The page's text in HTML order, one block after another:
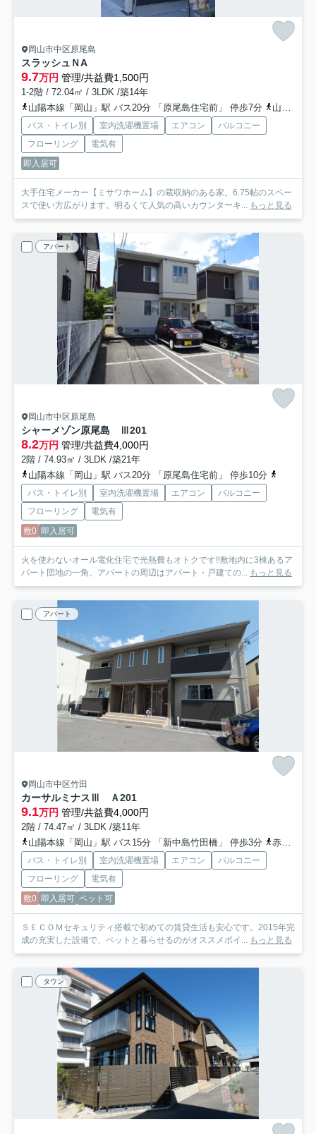
岡山市中区原尾島
スラッシュＮA
9.7万円 管理/共益費1,500円
1-2階 / 72.04㎡ / 3LDK /築14年
山陽本線「岡山」駅 バス20分 「原尾島住宅前」 停歩7分
山陽本線「高島」駅 徒歩26分
バス・トイレ別 室内洗濯機置場 エアコン
バルコニー
フローリング
電気有
即入居可
大手住宅メーカー【ミサワホーム】の蔵収納のある家。6.75帖のスペー
スで使い方広がります。明るくて人気の高いカウンターキ... もっと見る
アパート
岡山市中区原尾島
シャーメゾン原尾島 Ⅲ201
8.2万円 管理/共益費4,000円
2階 / 74.93㎡ / 3LDK /築21年
山陽本線「岡山」駅 バス20分 「原尾島住宅前」 停歩10分
バス・トイレ別 室内洗濯機置場 エアコン
バルコニー
フローリング
電気有
敷0 即入居可
火を使わないオール電化住宅で光熱費もオトクです!!敷地内に3棟あるア
パート団地の一角。アパートの周辺はアパート・戸建ての... もっと見る
アパート
岡山市中区竹田
カーサルミナスⅢ Ａ201
9.1万円 管理/共益費4,000円
2階 / 74.47㎡ / 3LDK /築11年
山陽本線「岡山」駅 バス15分 「新中島竹田橋」 停歩3分
赤穂線「西川原」駅 徒歩9分
バス・トイレ別 室内洗濯機置場 エアコン
バルコニー
フローリング
電気有
敷0 即入居可 ペット可
ＳＥＣＯＭセキュリティ搭載で初めての賃貸生活も安心です。2015年完
成の充実した設備で、ペットと暮らせるのがオススメポイ... もっと見る
タウン